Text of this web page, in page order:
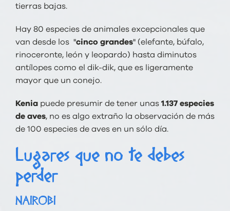
tierras bajas.
Hay 80 especies de animales excepcionales que
van desde los "cinco grandes" (elefante, búfalo,
rinoceronte, león y leopardo) hasta diminutos
antílopes como el dik-dik, que es ligeramente
mayor que un conejo.
Kenia puede presumir de tener unas 1.137 especies
de aves, no es algo extraño la observación de más
de 100 especies de aves en un sólo día.
Lugares que no te debes
perder
NAIROBI